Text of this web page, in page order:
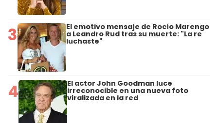
3 El emotivo mensaje de Rocío Marengo
a Leandro Rud tras su muerte: "La re
luchaste"
4 El actor John Goodman luce
irreconocible en una nueva foto
viralizada en la red